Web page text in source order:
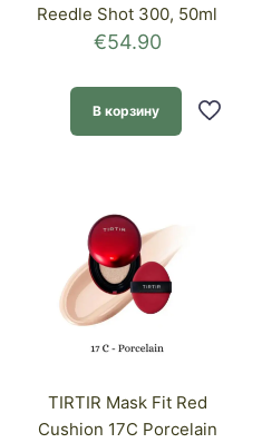
Reedle Shot 300, 50ml
€54.90
В корзину
TIRTIR Mask Fit Red
Cushion 17C Porcelain